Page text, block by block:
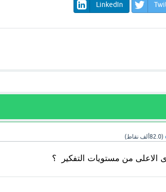
LinkedIn
(82.0ألف نقاط)
الاعلى من مستويات التفكير ؟